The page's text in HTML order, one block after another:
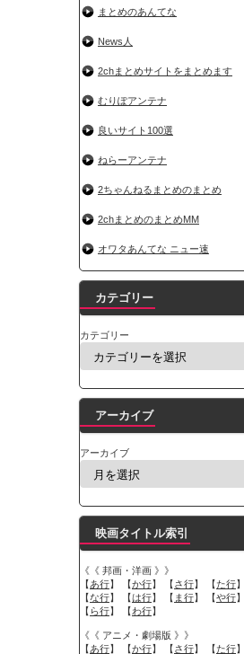
まとめのあんてな
News人
2chまとめサイトをまとめます
むりぽアンテナ
良いサイト100選
ねらーアンテナ
2ちゃんねるまとめのまとめ
2chまとめのまとめMM
オワタあんてな ニュー速
カテゴリー
カテゴリー
アーカイブ
アーカイブ
映画タイトル索引
《《 邦画・洋画 》》
【あ行】 【か行】 【さ行】 【た行】
【な行】 【は行】 【 ま行】 【や行】
【 ら行】 【わ行】
《《 アニメ・劇場版 》》
【あ行】 【か行】 【さ行】 【た行】